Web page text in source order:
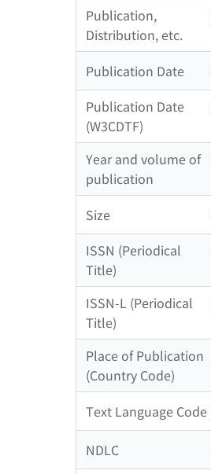
Publication,
Distribution, etc.
Publication Date
Publication Date
(W3CDTF)
Year and volume of
publication
Size
ISSN (Periodical
Title)
ISSN-L (Periodical
Title)
Place of Publication
(Country Code)
Text Language Code
NDLC